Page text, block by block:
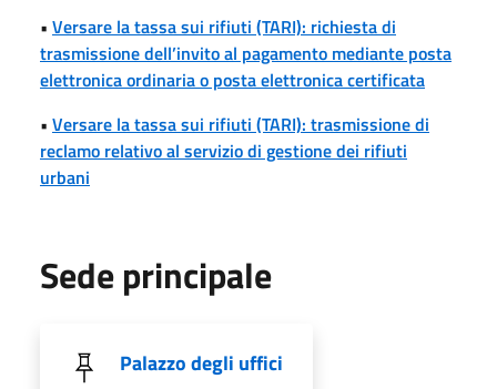
• Versare la tassa sui rifiuti (TARI): richiesta di
trasmissione dell’invito al pagamento mediante posta
elettronica ordinaria o posta elettronica certificata
• Versare la tassa sui rifiuti (TARI): trasmissione di
reclamo relativo al servizio di gestione dei rifiuti
urbani
Sede principale
Palazzo degli uffici